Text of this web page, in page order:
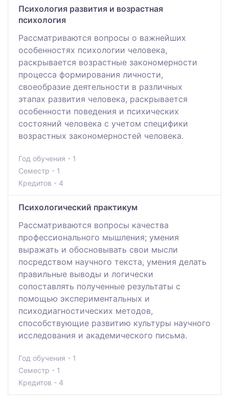
Психология развития и возрастная
психология
Рассматриваются вопросы о важнейших
особенностях психологии человека,
раскрывается возрастные закономерности
процесса формирования личности,
своеобразие деятельности в различных
этапах развития человека, раскрывается
особенности поведения и психических
состояний человека с учетом специфики
возрастных закономерностей человека.
Год обучения - 1
Семестр - 1
Кредитов - 4
Психологический практикум
Рассматриваются вопросы качества
профессионального мышления; умения
выражать и обосновывать свои мысли
посредством научного текста, умения делать
правильные выводы и логически
сопоставлять полученные результаты с
помощью экспериментальных и
психодиагностических методов,
способствующие развитию культуры научного
исследования и академического письма.
Год обучения - 1
Семестр - 1
Кредитов - 4